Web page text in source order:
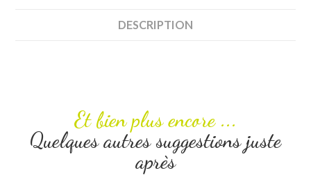
DESCRIPTION
Et bien plus encore ...
Quelques autres suggestions juste
après